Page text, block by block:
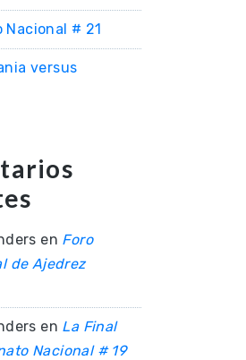
Nacional # 21
versus
en Foro
de Ajedrez
en La Final
Nacional # 19